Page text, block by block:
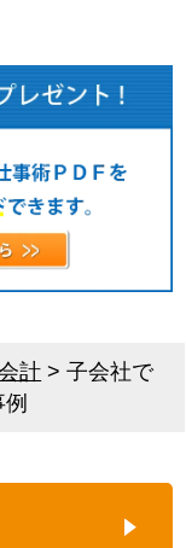
計 >子会社で